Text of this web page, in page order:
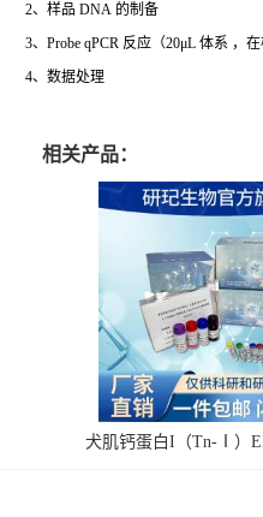
2、样品 DNA 的制备
3、Probe qPCR 反应（20μL 体系 ，
4、数据处理
相关产品：
犬肌钙蛋白I（Tn-Ⅰ）